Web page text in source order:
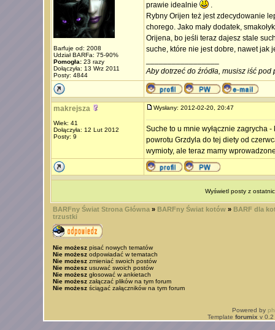
Barfuje od: 2008
Udział BARFa: 75-90%
Pomogła:23 razy
Dołączyła: 13 Wrz 2011
Posty: 4844
prawie idealnie
.
Rybny Orijen też jest zdecydowanie
chorego. Jako mały dodatek,
Orijena, bo jeśli teraz dajesz stale
suche, które nie jest dobre, nawet jak
Aby dotrzeć do źródła, musisz iść pod
makrejsza
Wiek: 41
Dołączyła: 12 Lut 2012
Posty: 9
Wysłany: 2012-02-20, 20:47
Suche to u mnie wyłącznie zagrycha
powrotu Grzdyla do tej diety od
wymioty, ale teraz mamy
Wyświetl posty z
BARFny Świat Strona Główna» BARFny Świat kotów» BARF dla
trzustki
Nie możeszpisać nowych tematów
Nie możeszodpowiadać w tematach
Nie możeszzmieniać swoich postów
Nie możeszusuwać swoich postów
Nie możeszgłosować w ankietach
Nie możeszzałączać plików na tym forum
Nie możeszściągać załączników na tym forum
Powered by
Template forumix v 0.2